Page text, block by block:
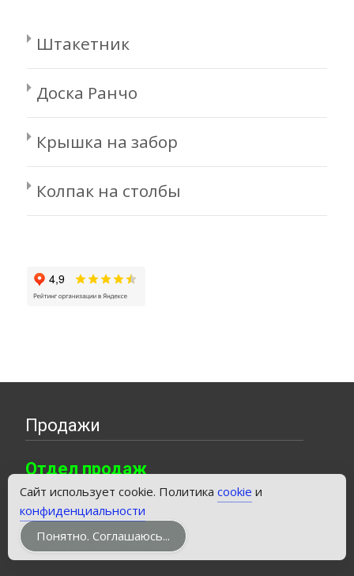
Штакетник
Доска Ранчо
Крышка на забор
Колпак на столбы
Продажи
Отдел продаж
Телефон
+7 (978) 858-04-92
Сайт использует cookie. Политика cookie и
конфиденциальности
Понятно. Соглашаюсь...